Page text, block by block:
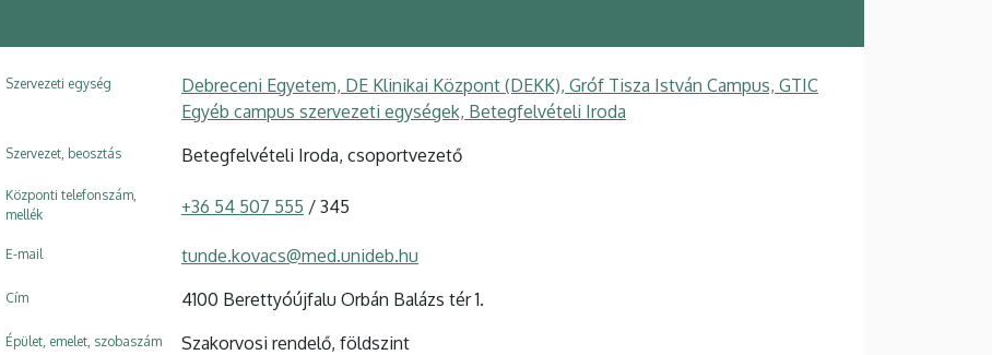
Szervezeti egység
Debreceni Egyetem, DE Klinikai Központ (DEKK), Gróf Tisza István Campus, GTIC
Egyéb campus szervezeti egységek, Betegfelvételi Iroda
Szervezet, beosztás Betegfelvételi Iroda, csoportvezető
Központi telefonszám,
mellék
+36 54 507 555 / 345
E-mail tunde.kovacs@med.unideb.hu
Cím 4100 Berettyóújfalu Orbán Balázs tér 1.
Épület, emelet, szobaszám Szakorvosi rendelő, földszint